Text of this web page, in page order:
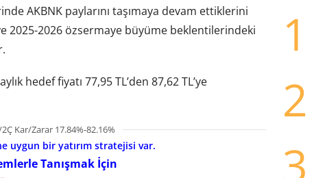
AKBNK paylarını taşımaya devam ettiklerini
2026 özsermaye büyüme beklentilerindeki
hedef fiyatı 77,95 TL’den 87,62 TL’ye
Kar/Zarar 17.84%-82.16%
uygun bir yatırım stratejisi var.
Tanışmak İçin
1
2
3